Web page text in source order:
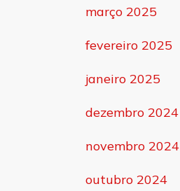
março 2025
fevereiro 2025
janeiro 2025
dezembro 2024
novembro 2024
outubro 2024